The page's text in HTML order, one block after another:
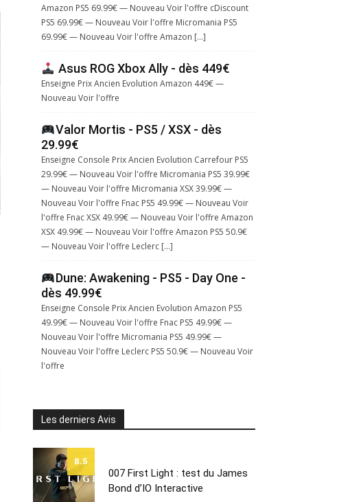
Amazon PS5 69.99€ — Nouveau Voir l'offre cDiscount
PS5 69.99€ — Nouveau Voir l'offre Micromania PS5
69.99€ — Nouveau Voir l'offre Amazon […]
Asus ROG Xbox Ally - dès 449€
Enseigne Prix Ancien Evolution Amazon 449€ —
Nouveau Voir l'offre
Valor Mortis - PS5 / XSX - dès
29.99€
Enseigne Console Prix Ancien Evolution Carrefour PS5
29.99€ — Nouveau Voir l'offre Micromania PS5 39.99€
— Nouveau Voir l'offre Micromania XSX 39.99€ —
Nouveau Voir l'offre Fnac PS5 49.99€ — Nouveau Voir
l'offre Fnac XSX 49.99€ — Nouveau Voir l'offre Amazon
XSX 49.99€ — Nouveau Voir l'offre Amazon PS5 50.9€
— Nouveau Voir l'offre Leclerc […]
Dune: Awakening - PS5 - Day One -
dès 49.99€
Enseigne Console Prix Ancien Evolution Amazon PS5
49.99€ — Nouveau Voir l'offre Fnac PS5 49.99€ —
Nouveau Voir l'offre Micromania PS5 49.99€ —
Nouveau Voir l'offre Leclerc PS5 50.9€ — Nouveau Voir
l'offre
Les derniers Avis
8.5
007 First Light : test du James
Bond d’IO Interactive